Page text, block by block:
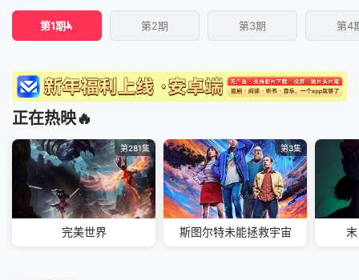
第1期 第2期 第3期 第4
正在热映🔥
第281集
完美世界
第3集
斯图尔特未能拯救宇宙